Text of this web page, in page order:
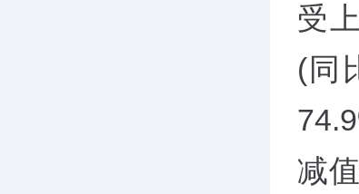
受
(同
减